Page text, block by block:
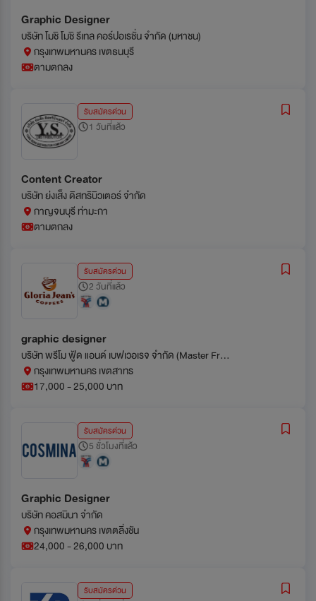
Graphic Designer
บริษัท โมชิ โมชิ รีเทล คอร์ปอเรชั่น จำกัด (มหาชน)
กรุงเทพมหานคร เขตธนบุรี
ตามตกลง
รับสมัครด่วน
1 วันที่แล้ว
Content Creator
บริษัท ย่งเส็ง ดิสทริบิวเตอร์ จำกัด
กาญจนบุรี ท่ามะกา
ตามตกลง
รับสมัครด่วน
2 วันที่แล้ว
graphic designer
บริษัท พรีโม ฟู้ด แอนด์ เบฟเวอเรจ จำกัด (Master Franchise of Thailand)
กรุงเทพมหานคร เขตสาทร
17,000 - 25,000 บาท
รับสมัครด่วน
5 ชั่วโมงที่แล้ว
Graphic Designer
บริษัท คอสมินา จำกัด
กรุงเทพมหานคร เขตตลิ่งชัน
24,000 - 26,000 บาท
รับสมัครด่วน